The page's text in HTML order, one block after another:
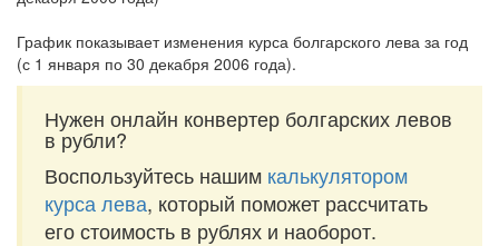
График показывает изменения курса болгарского лева за год
(с 1 января по 30 декабря 2006 года).
Нужен онлайн конвертер болгарских левов
в рубли?
Воспользуйтесь нашим калькулятором
курса лева, который поможет рассчитать
его стоимость в рублях и наоборот.